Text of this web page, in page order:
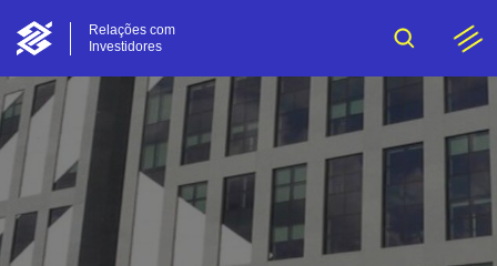
Relações com
Investidores